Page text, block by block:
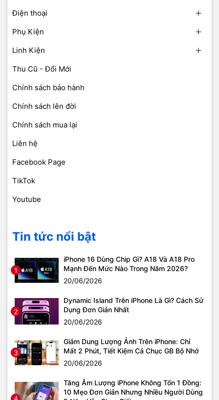
Điện thoại
Phụ Kiện
Linh Kiện
Thu Cũ - Đổi Mới
Chính sách bảo hành
Chính sách lên đời
Chính sách mua lại
Liên hệ
Facebook Page
TikTok
Youtube
Tin tức nổi bật
1
iPhone 16 Dùng Chip Gì? A18 Và A18 Pro
Mạnh Đến Mức Nào Trong Năm 2026?
20/06/2026
2
Dynamic Island Trên iPhone Là Gì? Cách Sử
Dụng Đơn Giản Nhất
20/06/2026
3
Giảm Dung Lượng Ảnh Trên iPhone: Chỉ
Mất 2 Phút, Tiết Kiệm Cả Chục GB Bộ Nhớ
20/06/2026
Tăng Âm Lượng iPhone Không Tốn 1 Đồng:
10 Mẹo Đơn Giản Nhưng Nhiều Người Dùng